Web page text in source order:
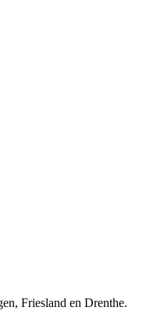
Friesland en Drenthe.